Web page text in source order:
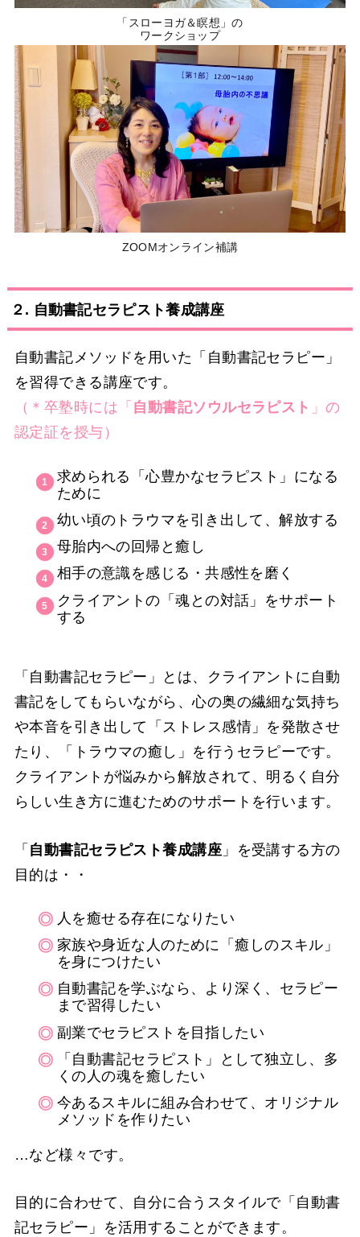
「スローヨガ＆瞑想」の
ワークショップ
ZOOMオンライン補講
２. 自動書記セラピスト養成講座
自動書記メソッドを用いた「自動書記セラピー」
を習得できる講座です。
（＊卒塾時には「 自動書記ソウルセラピスト 」の
認定証を授与）
求められる「心豊かなセラピスト」になる
ために
幼い頃のトラウマを引き出して、解放する
母胎内への回帰と癒し
相手の意識を感じる・共感性を磨く
クライアントの「魂との対話」をサポート
する
「自動書記セラピー」とは、クライアントに自動
書記をしてもらいながら、心の奥の繊細な気持ち
や本音を引き出して「ストレス感情」を発散させ
たり、「トラウマの癒し」を行うセラピーです。
クライアントが悩みから解放されて、明るく自分
らしい生き方に進むためのサポートを行います。
「 自動書記セラピスト養成講座 」を受講する方の
目的は・・
人を癒せる存在になりたい
家族や身近な人のために「癒しのスキル」
を身につけたい
自動書記を学ぶなら、より深く、セラピー
まで習得したい
副業でセラピストを目指したい
「自動書記セラピスト」として独立し、多
くの人の魂を癒したい
今あるスキルに組み合わせて、オリジナル
メソッドを作りたい
…など様々です。
目的に合わせて、自分に合うスタイルで「自動書
記セラピー」を活用することができます。